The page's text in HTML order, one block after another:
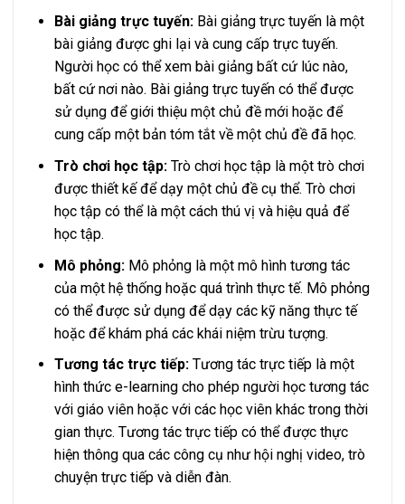
Bài giảng trực tuyến:Bài giảng trực tuyến là một
bài giảng được ghi lại và cung cấp trực tuyến.
Người học có thể xem bài giảng bất cứ lúc nào,
bất cứ nơi nào. Bài giảng trực tuyến có thể được
sử dụng để giới thiệu một chủ đề mới hoặc để
cung cấp một bản tóm tắt về một chủ đề đã học.
Trò chơi học tập:Trò chơi học tập là một trò chơi
được thiết kế để dạy một chủ đề cụ thể. Trò chơi
học tập có thể là một cách thú vị và hiệu quả để
học tập.
Mô phỏng:Mô phỏng là một mô hình tương tác
của một hệ thống hoặc quá trình thực tế. Mô phỏng
có thể được sử dụng để dạy các kỹ năng thực tế
hoặc để khám phá các khái niệm trừu tượng.
Tương tác trực tiếp:Tương tác trực tiếp là một
hình thức e-learning cho phép người học tương tác
với giáo viên hoặc với các học viên khác trong thời
gian thực. Tương tác trực tiếp có thể được thực
hiện thông qua các công cụ như hội nghị video, trò
chuyện trực tiếp và diễn đàn.